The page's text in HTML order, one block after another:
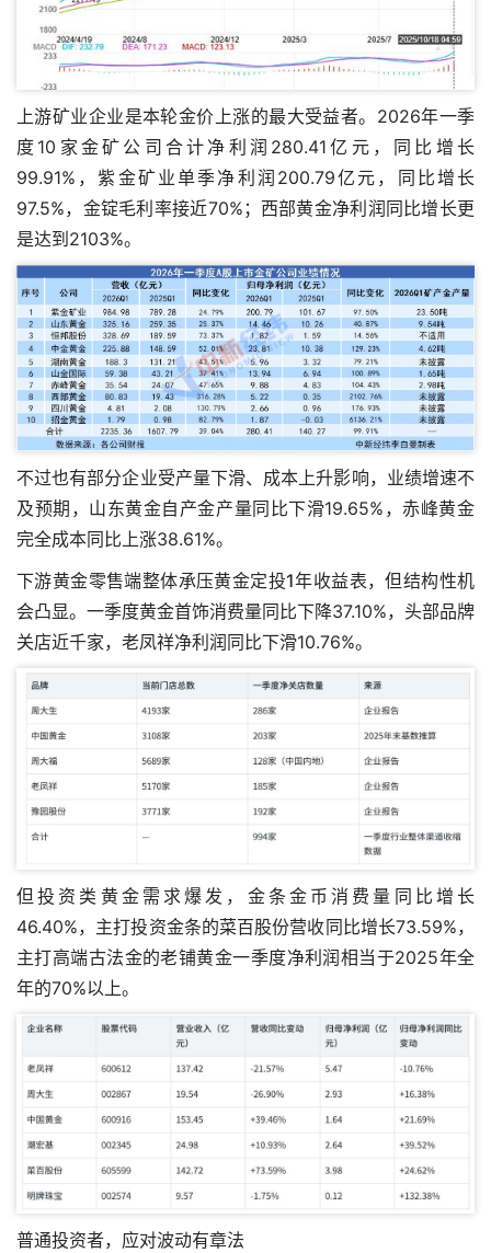
上游矿业企业是本轮金价上涨的最大受益者。2026年一季
度10家金矿公司合计净利润280.41亿元，同比增长
99.91%，紫金矿业单季净利润200.79亿元，同比增长
97.5%，金锭毛利率接近70%；西部黄金净利润同比增长更
是达到2103%。
不过也有部分企业受产量下滑、成本上升影响，业绩增速不
及预期，山东黄金自产金产量同比下滑19.65%，赤峰黄金
完全成本同比上涨38.61%。
下游黄金零售端整体承压黄金定投1年收益表，但结构性机
会凸显。一季度黄金首饰消费量同比下降37.10%，头部品牌
关店近千家，老凤祥净利润同比下滑10.76%。
但投资类黄金需求爆发，金条金币消费量同比增长
46.40%，主打投资金条的菜百股份营收同比增长73.59%，
主打高端古法金的老铺黄金一季度净利润相当于2025年全
年的70%以上。
普通投资者，应对波动有章法